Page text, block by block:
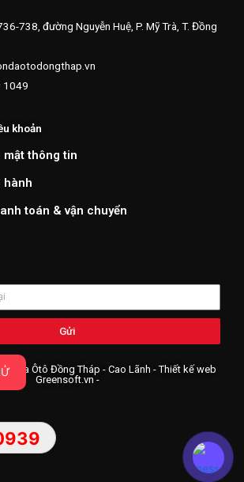
738, đường Nguyễn Huệ, P. Mỹ Trà, T. Đồng
1049
khoản
mật thông tin
hành
toán & vận chuyển
Gửi
Ôtô Đồng Tháp - Cao Lãnh - Thiết kế web
Greensoft.vn -